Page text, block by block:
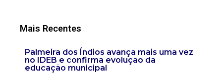
Mais Recentes
Palmeira dos Índios avança mais uma vez
no IDEB e confirma evolução da
educação municipal